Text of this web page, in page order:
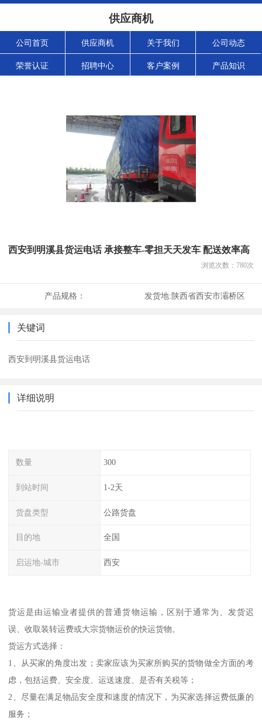
供应商机
公司首页 供应商机 关于我们 公司动态
荣誉认证 招聘中心 客户案例 产品知识
西安到明溪县货运电话 承接整车-零担天天发车 配送效率高
浏览次数： 780次
产品规格： 发货地:陕西省西安市灞桥区
关键词
西安到明溪县货运电话
详细说明
数量 300
到站时间 1-2天
货盘类型 公路货盘
目的地 全国
启运地-城市 西安
货运是由运输业者提供的普通货物运输，区别于通常为、发货迟
误、收取装转运费或大宗货物运价的快运货物。
货运方式选择：
1、从买家的角度出发；卖家应该为买家所购买的货物做全方面的考
虑，包括运费、安全度、运送速度、是否有关税等；
2、尽量在满足物品安全度和速度的情况下，为买家选择运费低廉的
服务；